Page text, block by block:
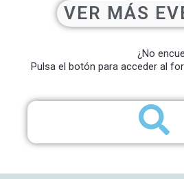
VER MÁS
¿No
Pulsa el botón para acceder al